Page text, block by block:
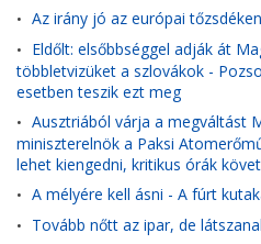
• Az irány jó az európai
• Eldőlt: elsőbbséggel adják át
többletvizüket a szlovákok -
esetben teszik ezt meg
• Ausztriából várja a megváltást
miniszterelnök a Paksi
lehet kiengedni, kritikus órák
• A mélyére kell ásni - A fúrt
• Tovább nőtt az ipar, de